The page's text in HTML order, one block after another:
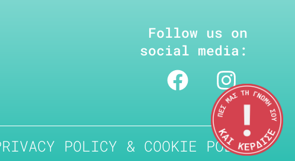
Follow us on
social media:
POLICY & COOKIE POLICY